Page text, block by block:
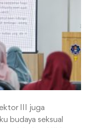
III juga
budaya seksual